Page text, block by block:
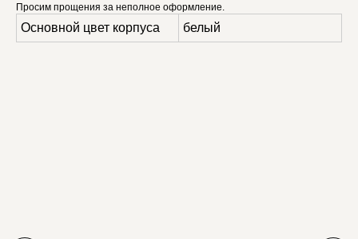
Просим прощения за неполное оформление.
Основной цвет корпуса белый